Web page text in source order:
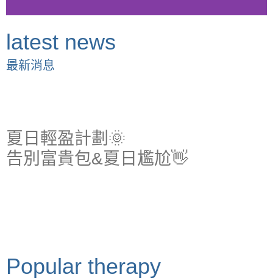
latest news
最新消息
夏日輕盈計劃🌞
告別富貴包&夏日尷尬👋
Popular therapy